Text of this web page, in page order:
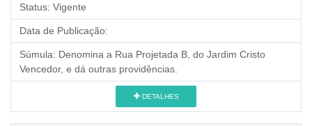
Status: Vigente
Data de Publicação:
Súmula: Denomina a Rua Projetada B, do Jardim Cristo
Vencedor, e dá outras providências.
DETALHES